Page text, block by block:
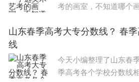
考的画室，不知道哪个
家有所帮助。 美术艺考学校排名是：中央美术
山东春季高考大专分数线？ 春
线
今天小编整理了山东春
季高考各个学校分数线